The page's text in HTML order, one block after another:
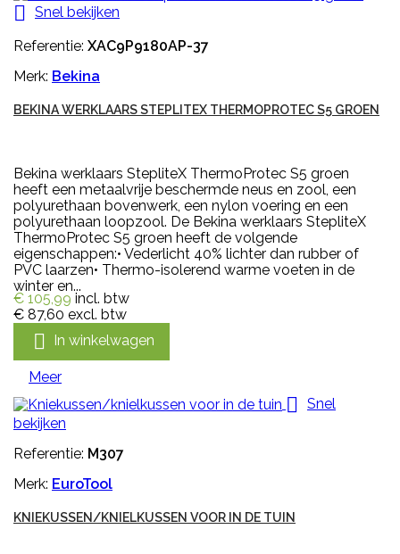
 Snel bekijken
Referentie: XAC9P9180AP-37
Merk: Bekina
BEKINA WERKLAARS STEPLITEX THERMOPROTEC S5 GROEN
Bekina werklaars StepliteX ThermoProtec S5 groen
heeft een metaalvrije beschermde neus en zool, een
polyurethaan bovenwerk, een nylon voering en een
polyurethaan loopzool. De Bekina werklaars StepliteX
ThermoProtec S5 groen heeft de volgende
eigenschappen:• Vederlicht 40% lichter dan rubber of
PVC laarzen• Thermo-isolerend warme voeten in de
winter en...
€ 105,99 incl. btw
€ 87,60 excl. btw
 In winkelwagen
Meer
 Snel
bekijken
Referentie: M307
Merk: EuroTool
KNIEKUSSEN/KNIELKUSSEN VOOR IN DE TUIN